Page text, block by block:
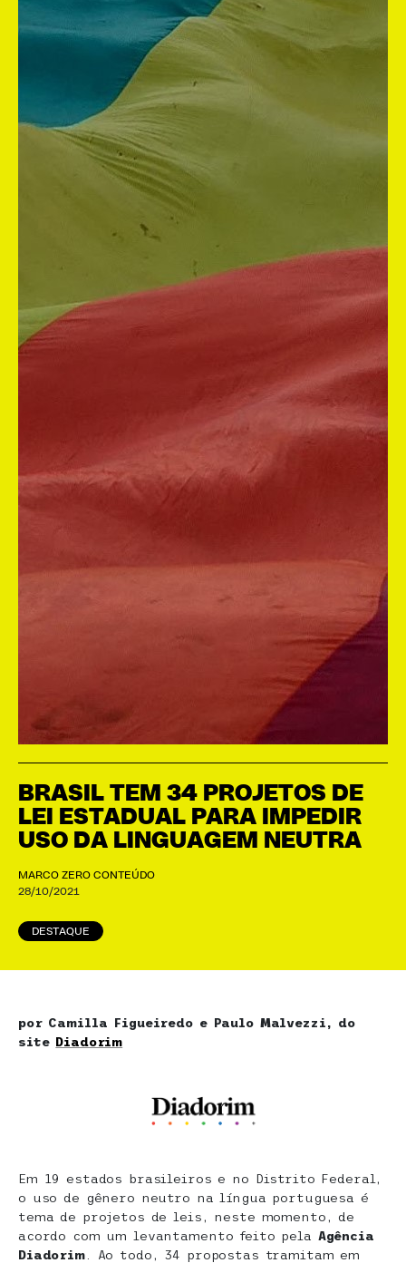
BRASIL TEM 34 PROJETOS DE
LEI ESTADUAL PARA IMPEDIR
USO DA LINGUAGEM NEUTRA
MARCO ZERO CONTEÚDO
28/10/2021
DESTAQUE
por Camilla Figueiredo e Paulo Malvezzi, do
site Diadorim
Em 19 estados brasileiros e no Distrito Federal,
o uso de gênero neutro na língua portuguesa é
tema de projetos de leis, neste momento, de
acordo com um levantamento feito pela Agência
Diadorim. Ao todo, 34 propostas tramitam em